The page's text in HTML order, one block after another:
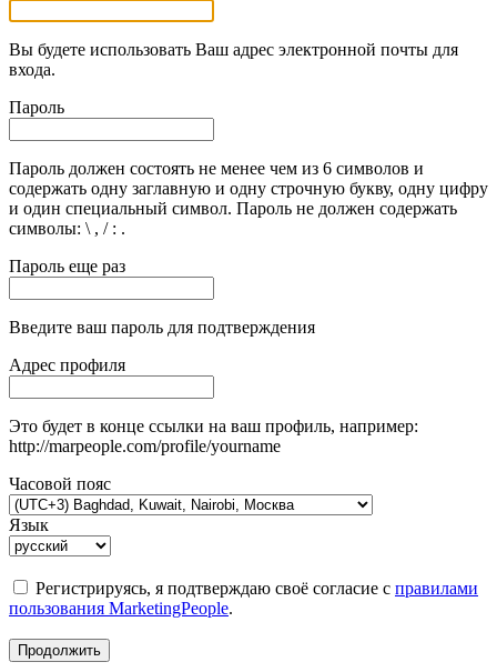
Вы будете использовать Ваш адрес электронной почты для
входа.
Пароль
Пароль должен состоять не менее чем из 6 символов и
содержать одну заглавную и одну строчную букву, одну цифру
и один специальный символ. Пароль не должен содержать
символы: \ , / : .
Пароль еще раз
Введите ваш пароль для подтверждения
Адрес профиля
Это будет в конце ссылки на ваш профиль, например:
http://marpeople.com/profile/yourname
Часовой пояс
Язык
Регистрируясь, я подтверждаю своё согласие с правилами
пользования MarketingPeople.
Продолжить